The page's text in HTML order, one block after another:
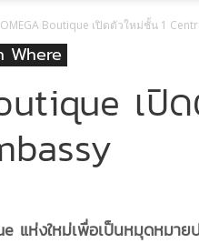
OMEGA Boutique เปิดตัวใหม่ชั้น 1
Where
เปิ
แห่งใหม่เพื่อเป็นหมุดหมาย